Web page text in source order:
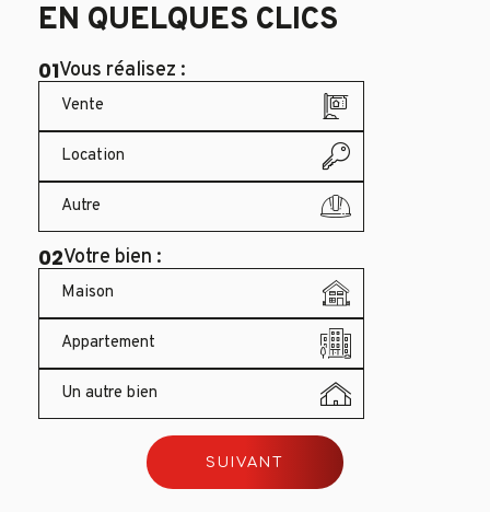
EN QUELQUES CLICS
01Vous réalisez :
Vente
Location
Autre
02Votre bien :
Maison
Appartement
Un autre bien
SUIVANT